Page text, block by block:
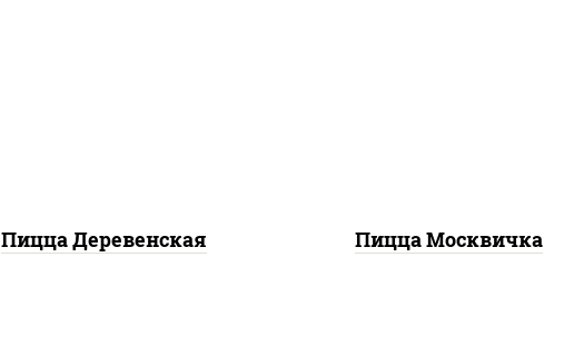
Пицца Деревенская Пицца Москвичка